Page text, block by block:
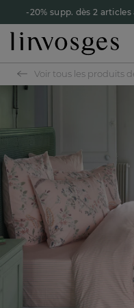
-20% supp. dès 2 articles
Voir tous les produits